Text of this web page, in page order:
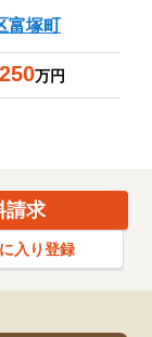
富塚町
万円
請求
入り登録